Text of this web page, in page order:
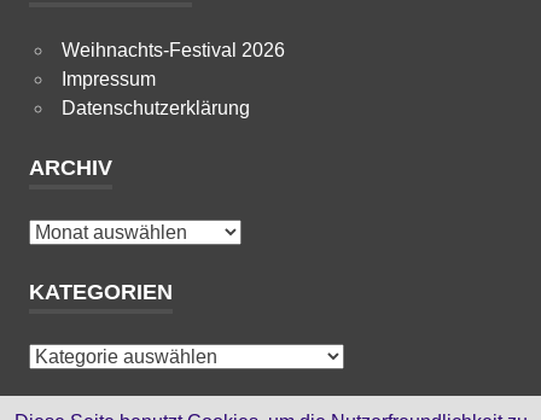
Weihnachts-Festival 2026
Impressum
Datenschutzerklärung
ARCHIV
Archiv
KATEGORIEN
Kategorien